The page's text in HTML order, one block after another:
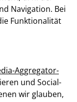
Navigation. Bei
Funktionalität
Aggregator-
und Social-
wir glauben,